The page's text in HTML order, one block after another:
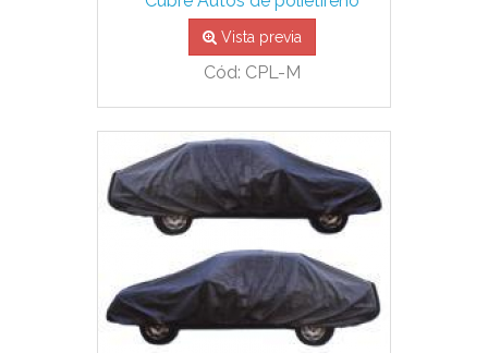
Vista previa
Cód: CPL-M